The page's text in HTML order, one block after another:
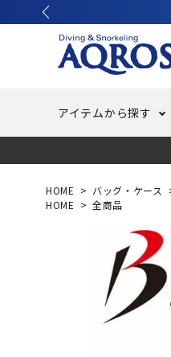
アイテムから探す
フリースタイル
バッグ・ケース
スピア・銛（モリ
LINE ID連携で
HOME バッグ・ケース
HOME
全商品